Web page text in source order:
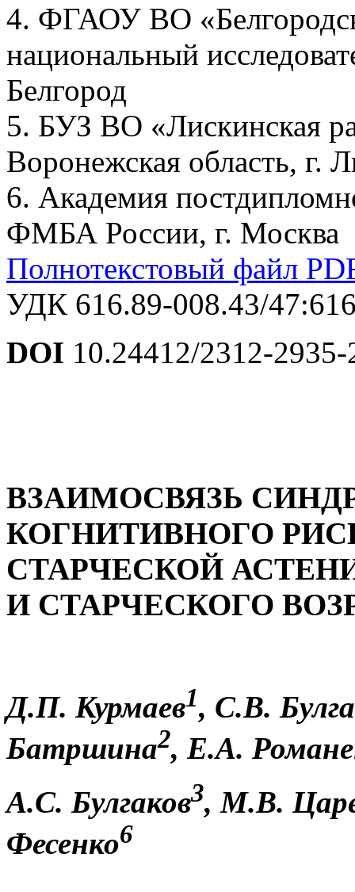
4. ФГАОУ ВО
национальный
Белгород
5. БУЗ ВО «Лискинская
Воронежская область, г.
6. Академия
ФМБА России, г. Москва
Полнотекстовый файл
УДК 616.89-008.43/
DOI 10.24412/2312-
ВЗАИМОСВЯЗЬ
КОГНИТИВНОГО
СТАРЧЕСКОЙ
И СТАРЧЕСКОГО
Д.П. Курмаев1, С.В.
Батршина2, Е.А.
А.С. Булгаков3, М.В.
Фесенко6